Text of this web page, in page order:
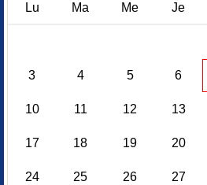
Lu Ma Me Je
3 4 5 6
10 11 12 13
17 18 19 20
24 25 26 27